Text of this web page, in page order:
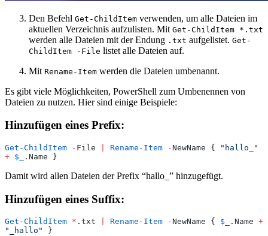
Den Befehl Get-ChildItem verwenden, um alle Dateien im
aktuellen Verzeichnis aufzulisten. Mit Get-ChildItem *.txt
werden alle Dateien mit der Endung .txt aufgelistet. Get-
ChildItem -File listet alle Dateien auf.
Mit Rename-Item werden die Dateien umbenannt.
Es gibt viele Möglichkeiten, PowerShell zum Umbenennen von
Dateien zu nutzen. Hier sind einige Beispiele:
Hinzufügen eines Prefix:
Get-ChildItem - File Rename-Item -NewName { " hallo_
"
+ $_ .Name }
Damit wird allen Dateien der Prefix “hallo_” hinzugefügt.
Hinzufügen eines Suffix:
Get-ChildItem * .txt Rename-Item -NewName { $_ .Name +
"
_hallo " }